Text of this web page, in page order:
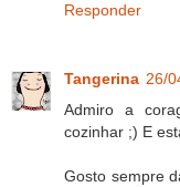
Responder
Tangerina 26/
Admiro a
cozinhar ;) E
Gosto sempre